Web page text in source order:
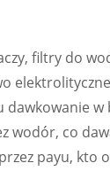
filtry do
w
co
payu, kto